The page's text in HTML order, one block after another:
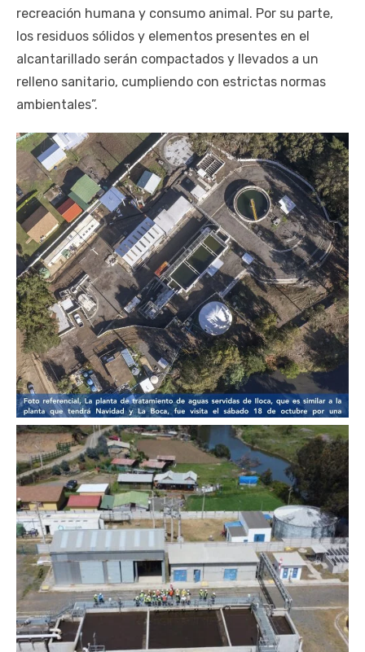
recreación humana y consumo animal. Por su parte,
los residuos sólidos y elementos presentes en el
alcantarillado serán compactados y llevados a un
relleno sanitario, cumpliendo con estrictas normas
ambientales”.